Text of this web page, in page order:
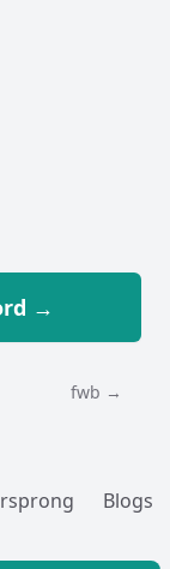
→
fwb →
Blogs